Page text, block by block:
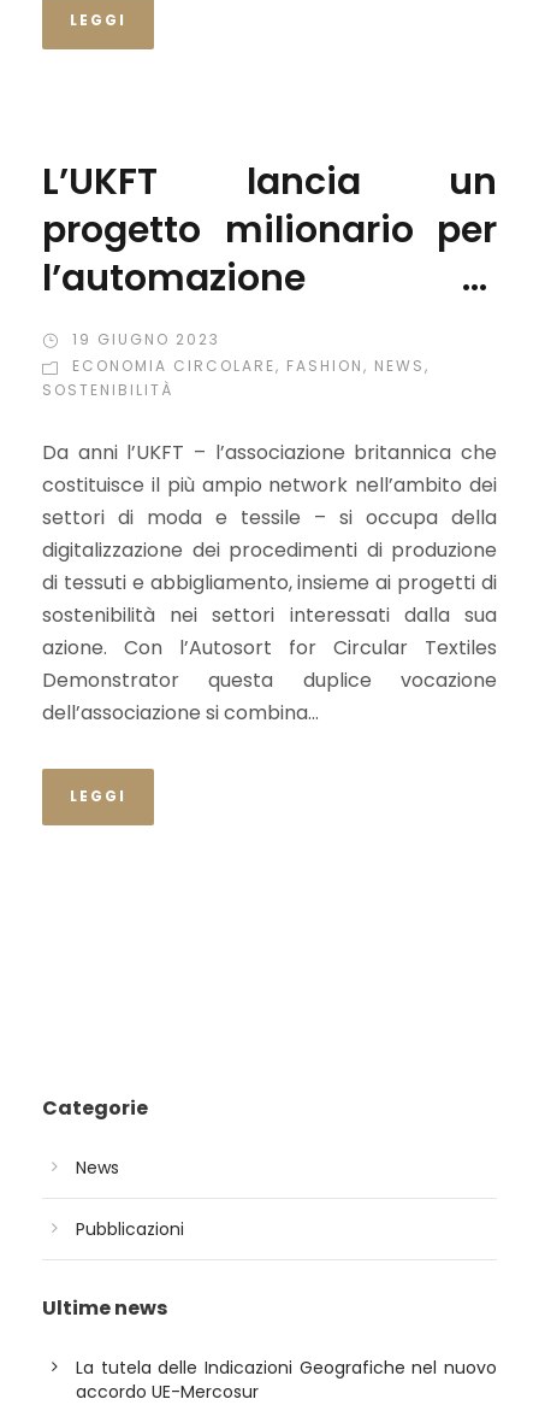
LEGGI
L’UKFT lancia un
progetto milionario per
l’automazione di
selezione e
pretrattamento dei
19 GIUGNO 2023
ECONOMIA CIRCOLARE, FASHION, NEWS,
SOSTENIBILITÀ
Da anni l’UKFT – l’associazione britannica che
costituisce il più ampio network nell’ambito dei
settori di moda e tessile – si occupa della
digitalizzazione dei procedimenti di produzione
di tessuti e abbigliamento, insieme ai progetti di
sostenibilità nei settori interessati dalla sua
azione. Con l’Autosort for Circular Textiles
Demonstrator questa duplice vocazione
dell’associazione si combina...
LEGGI
Categorie
News
Pubblicazioni
Ultime news
La tutela delle Indicazioni Geografiche nel nuovo
accordo UE-Mercosur